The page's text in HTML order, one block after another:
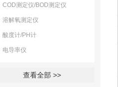
COD测定仪/BOD测定仪
溶解氧测定仪
酸度计/PH计
电导率仪
查看全部 >>